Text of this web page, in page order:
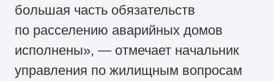
большая часть обязательств
по расселению аварийных домов
исполнены», — отмечает начальник
управления по жилищным вопросам